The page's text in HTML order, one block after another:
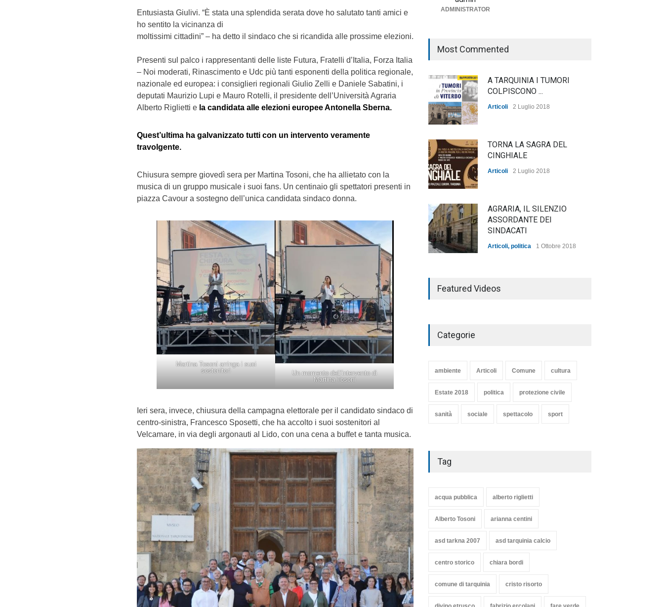
Entusiasta Giulivi. “È stata una splendida serata dove ho salutato tanti amici e
ho sentito la vicinanza di
moltissimi cittadini” – ha detto il sindaco che si ricandida alle prossime elezioni.
Presenti sul palco i rappresentanti delle liste Futura, Fratelli d’Italia, Forza Italia
– Noi moderati, Rinascimento e Udc più tanti esponenti della politica regionale,
nazionale ed europea: i consiglieri regionali Giulio Zelli e Daniele Sabatini, i
deputati Maurizio Lupi e Mauro Rotelli, il presidente dell’Università Agraria
Alberto Riglietti e la candidata alle elezioni europee Antonella Sberna.
Quest’ultima ha galvanizzato tutti con un intervento veramente
travolgente.
Chiusura sempre giovedì sera per Martina Tosoni, che ha allietato con la
musica di un gruppo musicale i suoi fans. Un centinaio gli spettatori presenti in
piazza Cavour a sostegno dell’unica candidata sindaco donna.
Martina Tosoni arringa i suoi
sostenitori
Un momento dell’intervento di
Martina Tosoni
Ieri sera, invece, chiusura della campagna elettorale per il candidato sindaco di
centro-sinistra, Francesco Sposetti, che ha accolto i suoi sostenitori al
Velcamare, in via degli argonauti al Lido, con una cena a buffet e tanta musica.
ambiente
ADMINISTRATOR
Most Commented
A TARQUINIA I TUMORI
COLPISCONO ...
Articoli 2 Luglio 2018
TORNA LA SAGRA DEL
CINGHIALE
Articoli 2 Luglio 2018
AGRARIA, IL SILENZIO
ASSORDANTE DEI
SINDACATI
Articoli, politica 1 Ottobre 2018
Articoli cultura 8 Maggio 2020
Featured Videos
Categorie
ambiente Articoli Comune cultura
Estate 2018 politica protezione civile
sanità sociale spettacolo sport
Tag
acqua pubblica alberto riglietti
Alberto Tosoni arianna centini
asd tarkna 2007 asd tarquinia calcio
centro storico chiara bordi
comune di tarquinia cristo risorto